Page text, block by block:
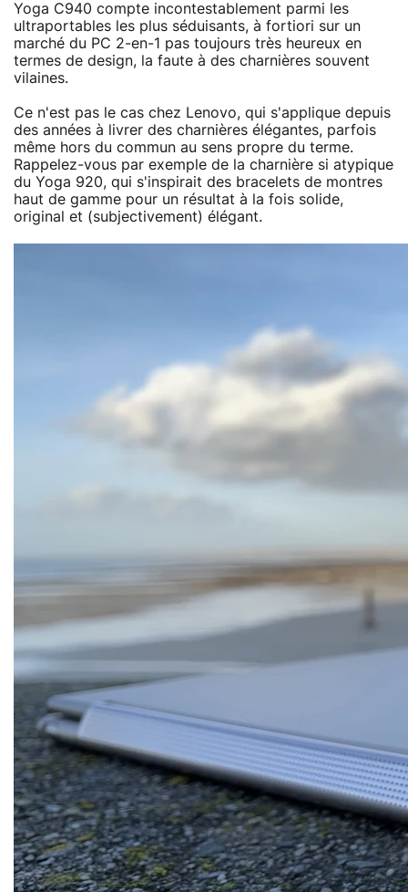
Yoga C940 compte incontestablement parmi les
ultraportables les plus séduisants, à fortiori sur un
marché du PC 2-en-1 pas toujours très heureux en
termes de design, la faute à des charnières souvent
vilaines.
Ce n'est pas le cas chez Lenovo, qui s'applique depuis
des années à livrer des charnières élégantes, parfois
même hors du commun au sens propre du terme.
Rappelez-vous par exemple de la charnière si atypique
du Yoga 920, qui s'inspirait des bracelets de montres
haut de gamme pour un résultat à la fois solide,
original et (subjectivement) élégant.